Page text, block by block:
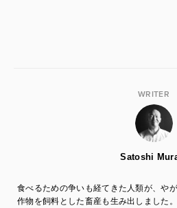
WRITER
Satoshi
食べるための争いも経てきた人類が、や
作物を飼料とした畜産も生み出しました